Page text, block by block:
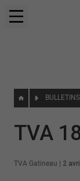
TVA
TVA Gatineau 2